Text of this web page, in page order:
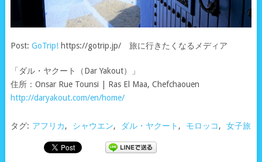
Post: GoTrip!https://gotrip.jp/ 旅に行きたくなるメディア
「ダル・ヤクート（Dar Yakout）」
住所：Onsar Rue Tounsi | Ras El Maa, Chefchaouen
http://daryakout.com/en/home/
タグ: アフリカ, シャウエン, ダル・ヤクート , モロッコ, 女子旅